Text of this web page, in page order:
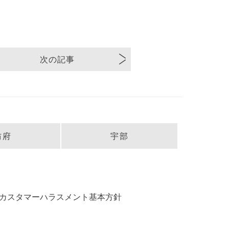
次の記事
府 宇部
カスタマーハラスメント基本方針